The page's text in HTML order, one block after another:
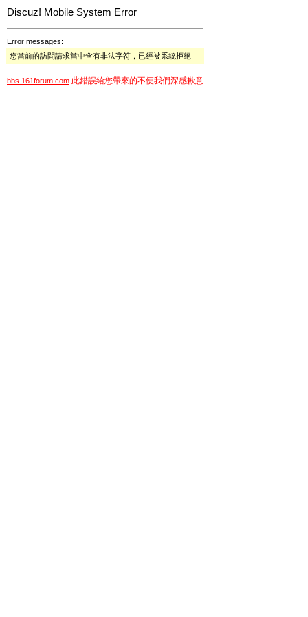
Discuz! Mobile System Error
Error messages:
您當前的訪問請求當中含有非法字符，已經被系統拒絕
bbs.161forum.com 此錯誤給您帶來的不便我們深感歉意